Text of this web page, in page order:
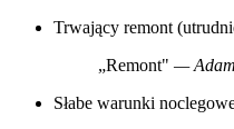
Trwający remont
„Remont" —
Słabe warunki